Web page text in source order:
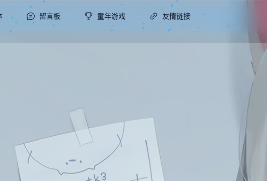
留言板 童年游戏 友情链接